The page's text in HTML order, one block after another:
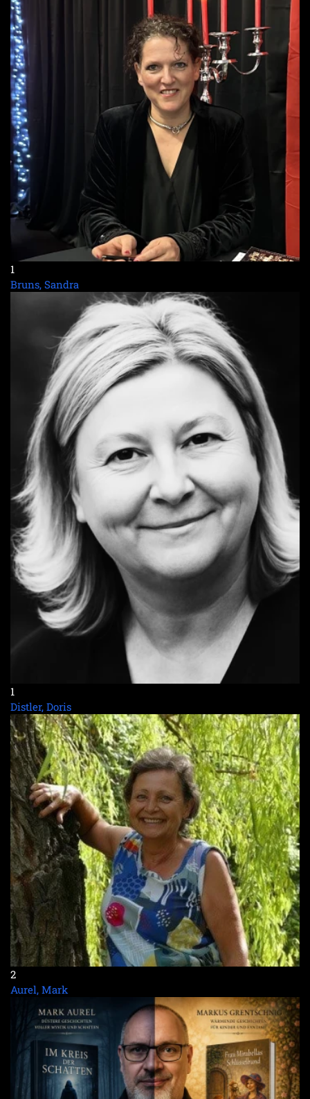
1
Bruns, Sandra
1
Distler, Doris
2
Aurel, Mark